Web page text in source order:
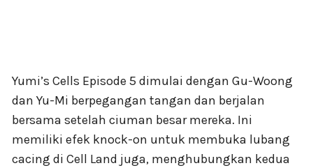
Yumi’s Cells Episode 5 dimulai dengan Gu-Woong
dan Yu-Mi berpegangan tangan dan berjalan
bersama setelah ciuman besar mereka. Ini
memiliki efek knock-on untuk membuka lubang
cacing di Cell Land juga, menghubungkan kedua